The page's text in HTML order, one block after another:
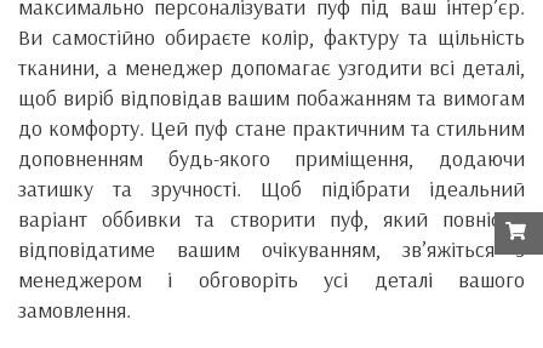
максимально персоналізувати пуф під ваш інтер’єр.
Ви самостійно обираєте колір, фактуру та щільність
тканини, а менеджер допомагає узгодити всі деталі,
щоб виріб відповідав вашим побажанням та вимогам
до комфорту. Цей пуф стане практичним та стильним
доповненням будь-якого приміщення, додаючи
затишку та зручності. Щоб підібрати ідеальний
варіант оббивки та створити пуф, який повністю
відповідатиме вашим очікуванням, зв’яжіться з
менеджером і обговоріть усі деталі вашого
замовлення.